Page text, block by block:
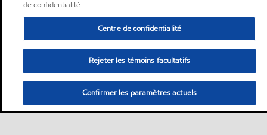
de confidentialité.
Centre de confidentialité
Rejeter les témoins facultatifs
Confirmer les paramètres actuels